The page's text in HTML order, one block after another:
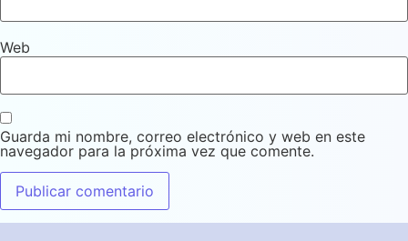
Web
Guarda mi nombre, correo electrónico y web en este
navegador para la próxima vez que comente.